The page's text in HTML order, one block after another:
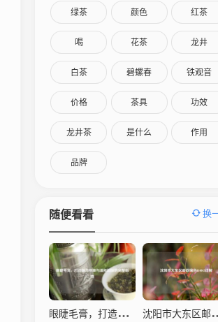
绿茶 颜色 红茶
喝 花茶 龙井
白茶 碧螺春 铁观音
价格 茶具 功效
龙井茶 是什么 作用
品牌
随便看看 换
眼睫毛膏，打造魅力电眼与温和卸除的完整指南 沈阳市大东